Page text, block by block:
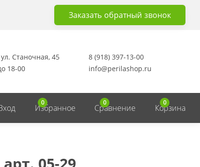
Заказать обратный звонок
Станочная, 45
18-00
8 (918) 397-13-00
info@perilashop.ru
Избранное
0
Сравнение
0
Корзина
0